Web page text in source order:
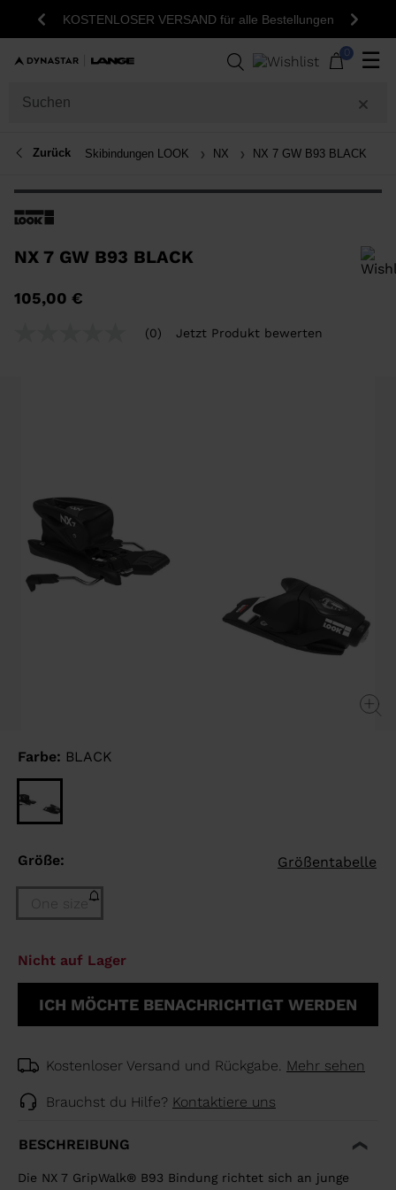
ZurückKOSTENLOSER VERSAND für alle Bestellungen
0 ☰
Zurück Skibindungen LOOK NX NX 7 GW B93 BLACK
NX 7 GW B93 BLACK
Größe aus
105,00 €
(0) Jetzt Produkt bewerten
Farbe: BLACK
Größe: Größentabelle
One size
Größe
(Nicht
auf
selected
Nicht auf Lager
ICH MÖCHTE BENACHRICHTIGT WERDEN
Kostenloser Versand und Rückgabe. Mehr sehen
Brauchst du Hilfe? Kontaktiere uns
BESCHREIBUNG
Die NX 7 GripWalk® B93 Bindung richtet sich an junge